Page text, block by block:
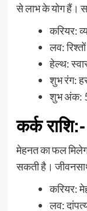
से लाभ के योग हैं।
करियर:
लव:
हेल्थ:
शुभ रंग:
शुभ अंक:
कर्क राशि:-
मेहनत का फल
सकती है।
करियर:
लव: